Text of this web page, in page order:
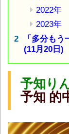
2022年
2023年
「多分も
(11月20日)
予知り
予知 的